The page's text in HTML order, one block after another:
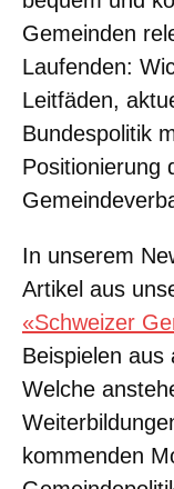
Gemeinden
Laufenden:
Leitfäden,
Bundespolitik
Positionierung
In unserem
Artikel aus
«Schweizer
Beispielen aus
Welche
kommenden